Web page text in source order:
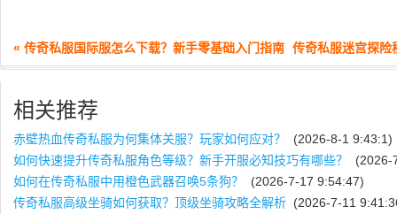
« 传奇私服国际服怎么下载？新手零基础入门指南 传奇私服迷宫探险
相关推荐
赤壁热血传奇私服为何集体关服？玩家如何应对？
(2026-8-1 9:43:1)
如何快速提升传奇私服角色等级？新手开服必知技巧有哪些？
(2026-
如何在传奇私服中用橙色武器召唤5条狗？
(2026-7-17 9:54:47)
传奇私服高级坐骑如何获取？顶级坐骑攻略全解析 (2026-7-11